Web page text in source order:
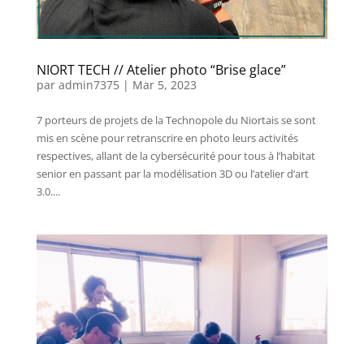
NIORT TECH // Atelier photo “Brise glace”
par admin7375| Mar 5, 2023
7 porteurs de projets de la Technopole du Niortais se sont
mis en scène pour retranscrire en photo leurs activités
respectives, allant de la cybersécurité pour tous à l’habitat
senior en passant par la modélisation 3D ou l’atelier d’art
3.0....